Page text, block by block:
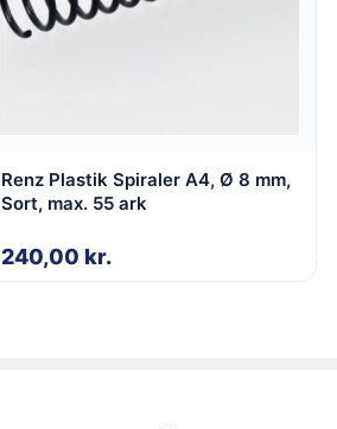
Renz Plastik Spiraler A4, Ø 8 mm,
Sort, max. 55 ark
240,00 kr.